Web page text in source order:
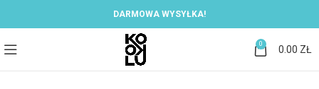
DARMOWA WYSYŁKA!
0 0.00 ZŁ